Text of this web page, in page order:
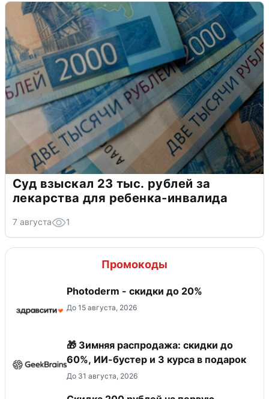
Суд взыскал 23 тыс. рублей за
лекарства для ребенка-инвалида
7 августа 1
Промокоды
Photoderm - скидки до 20%
До 15 августа, 2026
🎁 Зимняя распродажа: скидки до
60%, ИИ-бустер и 3 курса в подарок
До 31 августа, 2026